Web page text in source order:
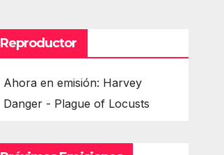
Reproductor
Ahora en emisión: Harvey
Danger - Plague of Locusts